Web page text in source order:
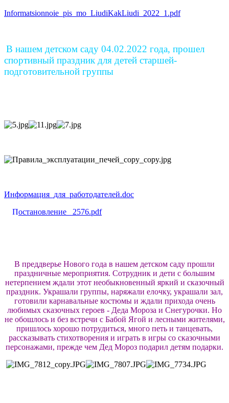
Informatsionnoie_pis_mo_LiudiKakLiudi_2022_1.pdf
В нашем детском саду 04.02.2022 года, прошел
спортивный праздник для детей старшей-
подготовительной группы
Информация_для_работодателей.doc
Постановление _2576.pdf
В преддверье Нового года в нашем детском саду прошли
праздничные мероприятия. Сотрудник и дети с большим
нетерпением ждали этот необыкновенный яркий и сказочный
праздник. Украшали группы, наряжали елочку, украшали зал,
готовили карнавальные костюмы и ждали прихода очень
любимых сказочных героев - Деда Мороза и Снегурочки. Но
не обошлось и без встречи с Бабой Ягой и лесными жителями,
пришлось хорошо потрудиться, много петь и танцевать,
рассказывать стихотворения и играть в игры со сказочными
персонажами, прежде чем Дед Мороз подарил детям подарки.